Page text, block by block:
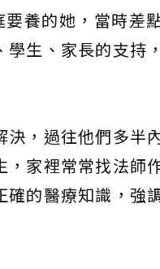
養的她，當時差
生、家長的支持
，過往他們多半
家裡常常找法師
的醫療知識，強